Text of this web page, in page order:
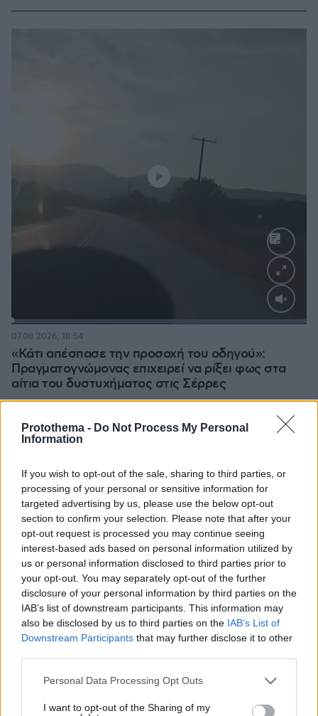
Protothema - Do Not Process My Personal
Information
If you wish to opt-out of the sale, sharing to third parties, or
processing of your personal or sensitive information for
targeted advertising by us, please use the below opt-out
section to confirm your selection. Please note that after your
opt-out request is processed you may continue seeing
interest-based ads based on personal information utilized by
us or personal information disclosed to third parties prior to
your opt-out. You may separately opt-out of the further
disclosure of your personal information by third parties on the
IAB’s list of downstream participants. This information may
also be disclosed by us to third parties on the IAB’s List of
Downstream Participants that may further disclose it to other
Please note that this website/app uses one or more Google
not limited to your visit or usage behaviour. You may click to
Personal Data Processing Opt Outs
I want to opt-out of the Sharing of my
Loaded:
«Κάτι απέσπασε την προσοχή του οδηγού»:
Πραγματογνώμονας επιχειρεί να ρίξει φως στα
αίτια του δυστυχήματος στις Σέρρες
07.08.2026, 18:54
«Τα έχω χάσει όλα»: Συντετριμμένος ο
πατέρας και σύζυγος των θυμάτων
07.08.2026, 14:57 128
Ανδρομάχη για πρόσφατη εμφάνισή
της: Ένα μεγάλο συγγνώμη που δεν
μπόρεσα να ανταπεξέλθω στο live,
κάποιες φορές το σώμα μας φωνάζει
όχι
07.08.2026, 10:55 14
Ο οδηγός του φορτηγού περιγράφει
πώς έγινε το τροχαίο με τους νεκρούς
μάνα και γιο στις Σέρρες, η 43χρονη